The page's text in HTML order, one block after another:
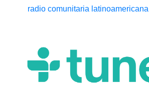
radio comunitaria latinoamericana